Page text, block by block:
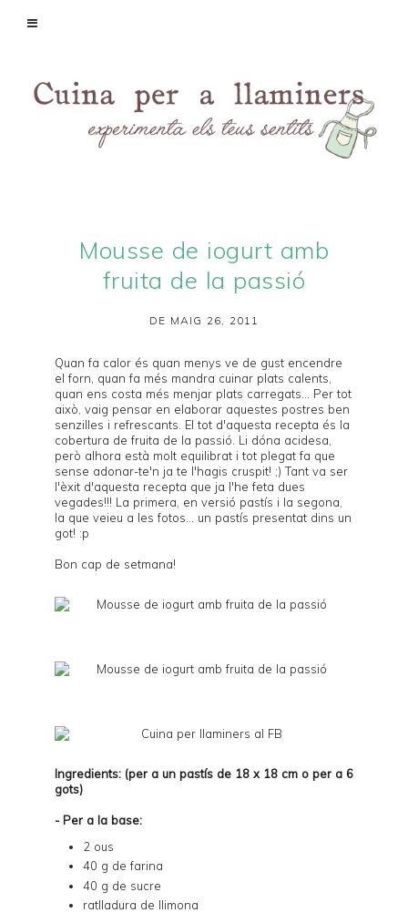
Mousse de iogurt amb
fruita de la passió
DE MAIG 26, 2011
Quan fa calor és quan menys ve de gust encendre
el forn, quan fa més mandra cuinar plats calents,
quan ens costa més menjar plats carregats... Per tot
això, vaig pensar en elaborar aquestes postres ben
senzilles i refrescants. El tot d'aquesta recepta és la
cobertura de fruita de la passió. Li dóna acidesa,
però alhora està molt equilibrat i tot plegat fa que
sense adonar-te'n ja te l'hagis cruspit! ;) Tant va ser
l'èxit d'aquesta recepta que ja l'he feta dues
vegades!!! La primera, en versió pastís i la segona,
la que veieu a les fotos... un pastís presentat dins un
got! :p
Bon cap de setmana!
Ingredients: (per a un pastís de 18 x 18 cm o per a 6
gots)
- Per a la base:
2 ous
40 g de farina
40 g de sucre
ratlladura de llimona